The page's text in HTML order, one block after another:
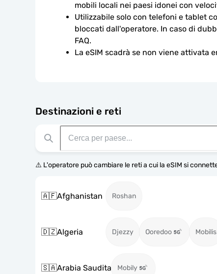
mobili locali nei paesi idonei con
Utilizzabile solo con telefoni e tablet
bloccati dall'operatore. In caso di
FAQ.
La eSIM scadrà se non viene attivata
Destinazioni e reti
⚠️ L'operatore può cambiare le reti a cui la eSIM si
🇦🇫Afghanistan Roshan
🇩🇿Algeria Djezzy Ooredoo Mobilis
🇸🇦Arabia Saudita Mobily